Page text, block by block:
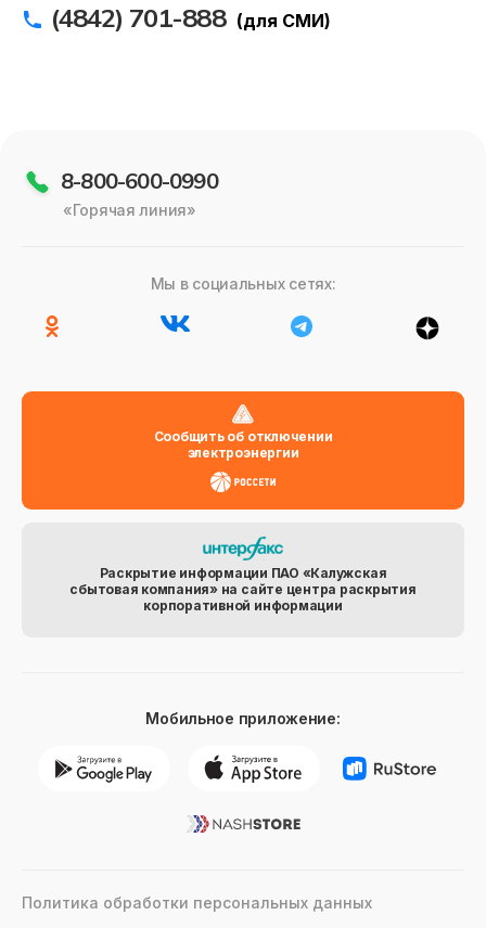
(4842) 701-888 (для СМИ)
8-800-600-0990
«Горячая линия»
Мы в социальных сетях:
Сообщить об отключении
электроэнергии
Раскрытие информации ПАО «Калужская
сбытовая компания» на сайте центра раскрытия
корпоративной информации
Мобильное приложение:
Политика обработки персональных данных